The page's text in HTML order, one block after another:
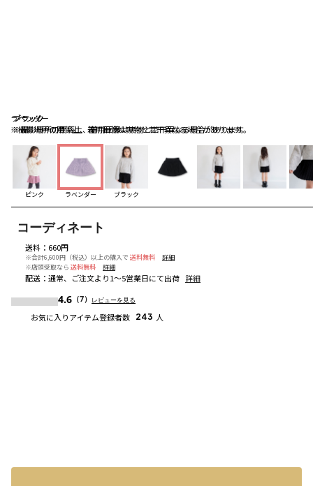
ラベンダー
※撮影場所の関係上、着用画像は実物と若干異なる場合があります。
ブラック
※撮影場所の関係上、着用画像は実物と若干異なる場合があります。
ブラック
ピンク ラベンダー ブラック
コーディネート
送料 ： 660円
※合計6,600円（税込）以上の購入で 送料無料
詳細
※店頭受取なら 送料無料 詳細
配送 ： 通常、ご注文より1～5営業日にて出荷 詳細
4.6 （7） レビューを見る
お気に入りアイテム登録者数 243 人